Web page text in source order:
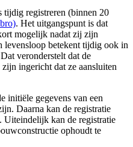
tijdig registreren (binnen 20
. Het uitgangspunt is dat
mogelijk nadat zij zijn
levensloop betekent tijdig ook in
veronderstelt dat de
ingericht dat ze aansluiten
initiële gegevens van een
Daarna kan de registratie
Uiteindelijk kan de registratie
ophoudt te